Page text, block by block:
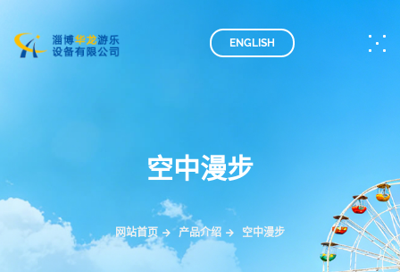
ENGLISH
空中漫步
网站首页 产品介绍 空中漫步